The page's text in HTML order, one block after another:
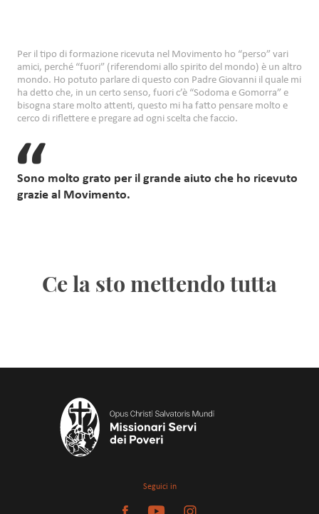
Sono molto grato per il grande aiuto che ho ricevuto
grazie al Movimento.
Per il tipo di formazione ricevuta nel Movimento ho “perso” vari
amici, perché “fuori” (riferendomi allo spirito del mondo) è un altro
mondo. Ho potuto parlare di questo con Padre Giovanni il quale mi
ha detto che, in un certo senso, fuori c’è “Sodoma e Gomorra” e
bisogna stare molto attenti, questo mi ha fatto pensare molto e
cerco di riflettere e pregare ad ogni scelta che faccio.
Ce la sto mettendo tutta
Seguici in